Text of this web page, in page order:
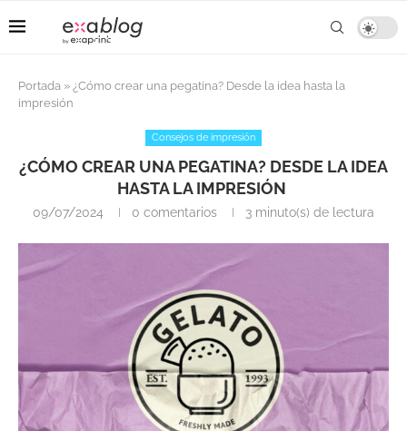
Portada » ¿Cómo crear una pegatina? Desde la idea hasta la
impresión
Consejos de impresión
¿CÓMO CREAR UNA PEGATINA? DESDE LA IDEA
HASTA LA IMPRESIÓN
09/07/2024 0 comentarios 3 minuto(s) de lectura